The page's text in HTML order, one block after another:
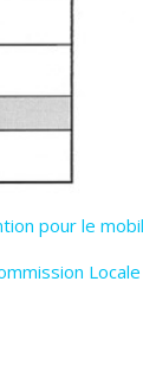
pour le